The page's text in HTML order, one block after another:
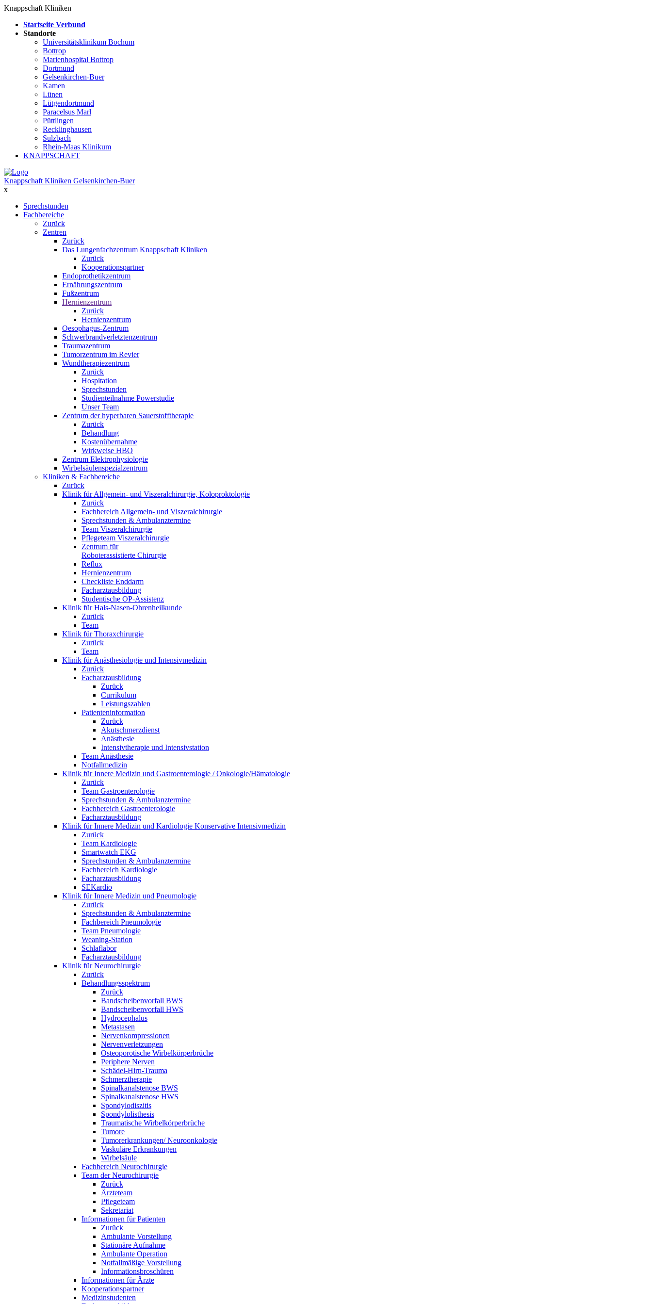
Knappschaft Kliniken
Startseite Verbund
Standorte
Universitätsklinikum Bochum
Bottrop
Marienhospital Bottrop
Dortmund
Gelsenkirchen-Buer
Kamen
Lünen
Lütgendortmund
Paracelsus Marl
Püttlingen
Recklinghausen
Sulzbach
Rhein-Maas Klinikum
KNAPPSCHAFT
Knappschaft Kliniken Gelsenkirchen-Buer
x
Sprechstunden
Fachbereiche
Zurück
Zentren
Zurück
Das Lungenfachzentrum Knappschaft Kliniken
Zurück
Kooperationspartner
Endoprothetikzentrum
Ernährungszentrum
Fußzentrum
Hernienzentrum
Zurück
Hernienzentrum
Oesophagus-Zentrum
Schwerbrandverletztenzentrum
Traumazentrum
Tumorzentrum im Revier
Wundtherapiezentrum
Zurück
Hospitation
Sprechstunden
Studienteilnahme Powerstudie
Unser Team
Zentrum der hyperbaren Sauerstofftherapie
Zurück
Behandlung
Kostenübernahme
Wirkweise HBO
Zentrum Elektrophysiologie
Wirbelsäulenspezialzentrum
Kliniken & Fachbereiche
Zurück
Klinik für Allgemein- und Viszeralchirurgie, Koloproktologie
Zurück
Fachbereich Allgemein- und Viszeralchirurgie
Sprechstunden & Ambulanztermine
Team Viszeralchirurgie
Pflegeteam Viszeralchirurgie
Zentrum für
Roboterassistierte Chirurgie
Reflux
Hernienzentrum
Checkliste Enddarm
Facharztausbildung
Studentische OP-Assistenz
Klinik für Hals-Nasen-Ohrenheilkunde
Zurück
Team
Klinik für Thoraxchirurgie
Zurück
Team
Klinik für Anästhesiologie und Intensivmedizin
Zurück
Facharztausbildung
Zurück
Currikulum
Leistungszahlen
Patienteninformation
Zurück
Akutschmerzdienst
Anästhesie
Intensivtherapie und Intensivstation
Team Anästhesie
Notfallmedizin
Klinik für Innere Medizin und Gastroenterologie / Onkologie/Hämatologie
Zurück
Team Gastroenterologie
Sprechstunden & Ambulanztermine
Fachbereich Gastroenterologie
Facharztausbildung
Klinik für Innere Medizin und Kardiologie Konservative Intensivmedizin
Zurück
Team Kardiologie
Smartwatch EKG
Sprechstunden & Ambulanztermine
Fachbereich Kardiologie
Facharztausbildung
SEKardio
Klinik für Innere Medizin und Pneumologie
Zurück
Sprechstunden & Ambulanztermine
Fachbereich Pneumologie
Team Pneumologie
Weaning-Station
Schlaflabor
Facharztausbildung
Klinik für Neurochirurgie
Zurück
Behandlungsspektrum
Zurück
Bandscheibenvorfall BWS
Bandscheibenvorfall HWS
Hydrocephalus
Metastasen
Nervenkompressionen
Nervenverletzungen
Osteoporotische Wirbelkörperbrüche
Periphere Nerven
Schädel-Hirn-Trauma
Schmerztherapie
Spinalkanalstenose BWS
Spinalkanalstenose HWS
Spondylodiszitis
Spondylolisthesis
Traumatische Wirbelkörperbrüche
Tumore
Tumorerkrankungen/ Neuroonkologie
Vaskuläre Erkrankungen
Wirbelsäule
Fachbereich Neurochirurgie
Team der Neurochirurgie
Zurück
Ärzteteam
Pflegeteam
Sekretariat
Informationen für Patienten
Zurück
Ambulante Vorstellung
Stationäre Aufnahme
Ambulante Operation
Notfallmäßige Vorstellung
Informationsbroschüren
Informationen für Ärzte
Kooperationspartner
Medizinstudenten